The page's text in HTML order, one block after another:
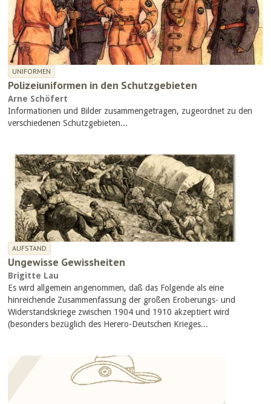
UNIFORMEN
Polizeiuniformen in den Schutzgebieten
Arne Schöfert
Informationen und Bilder zusammengetragen, zugeordnet zu den
verschiedenen Schutzgebieten...
AUFSTAND
Ungewisse Gewissheiten
Brigitte Lau
Es wird allgemein angenommen, daß das Folgende als eine
hinreichende Zusammenfassung der großen Eroberungs- und
Widerstandskriege zwischen 1904 und 1910 akzeptiert wird
(besonders bezüglich des Herero-Deutschen Krieges...